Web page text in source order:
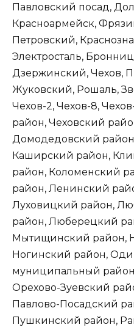
Павловский посад,
Красноармейск,
Петровский,
Электросталь,
Дзержинский, Чехов,
Жуковский, Рошаль,
Чехов-2, Чехов-8,
район, Чеховский
Домодедовский
Каширский район,
район, Коломенский
район, Ленинский
Луховицкий район,
район, Люберецкий
Мытищинский район,
Ногинский район,
муниципальный
Орехово-Зуевский
Павлово-Посадский
Пушкинский район,